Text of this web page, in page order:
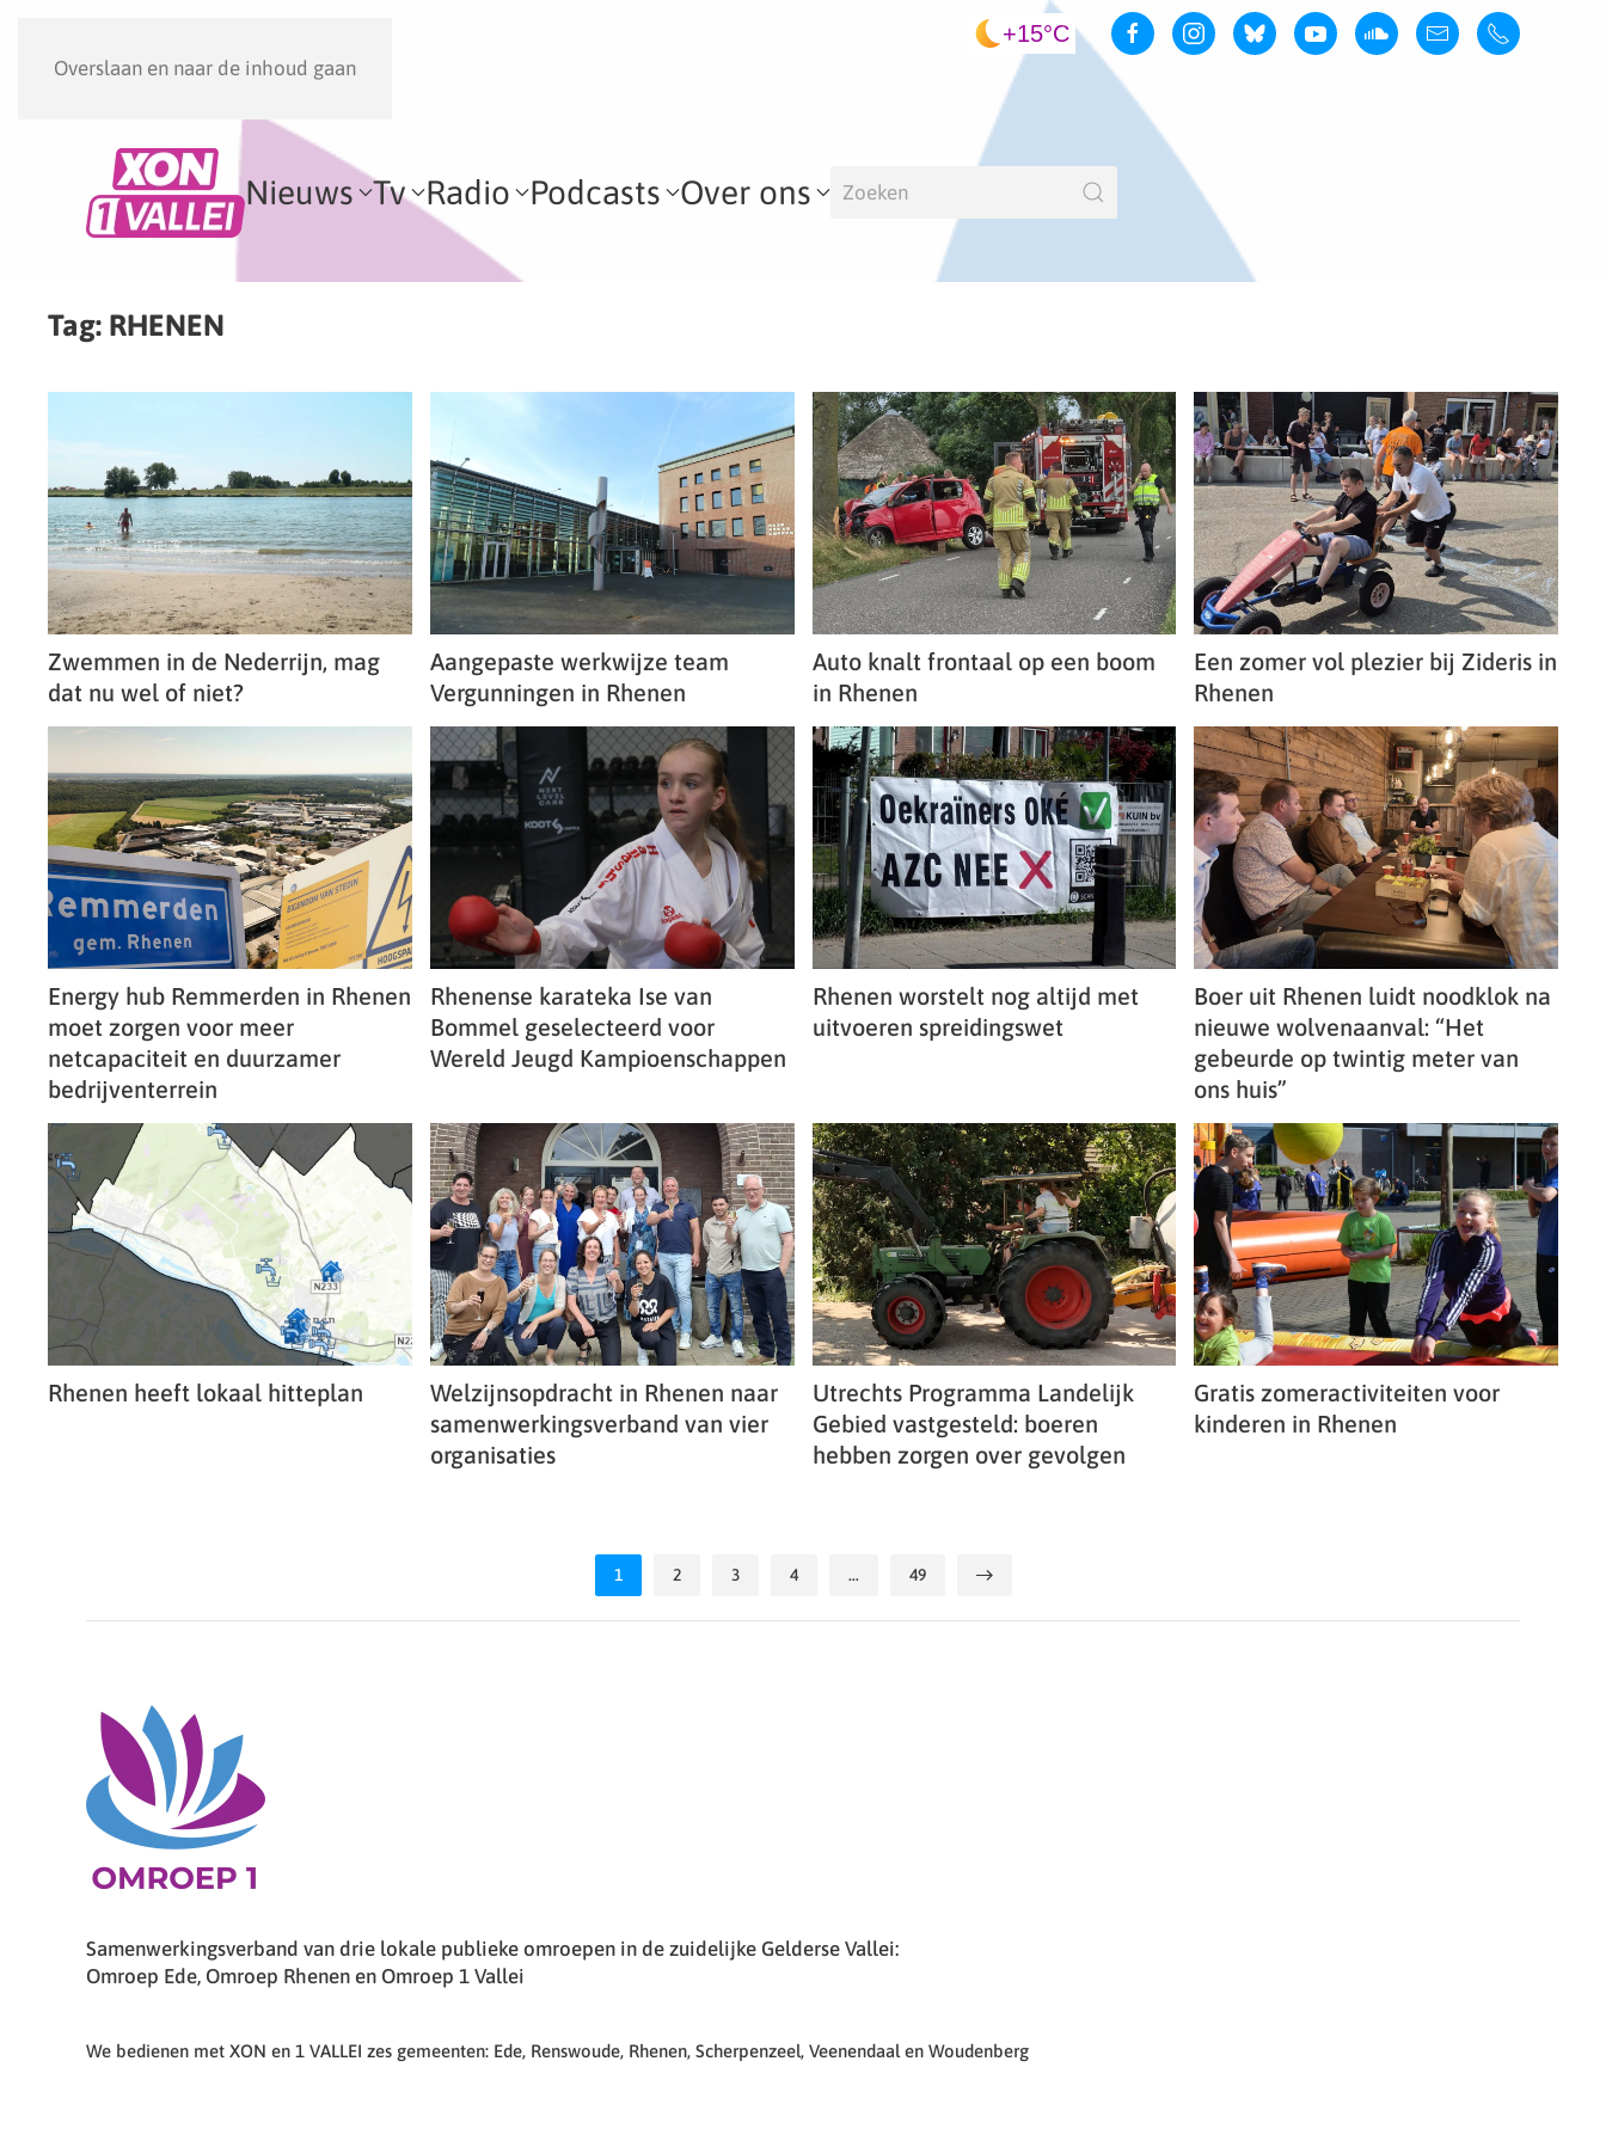
Overslaan en naar de inhoud gaan
+15°C
Nieuws Tv Radio Podcasts Over ons
Tag: RHENEN
Zwemmen in de Nederrijn, mag
dat nu wel of niet?
Aangepaste werkwijze team
Vergunningen in Rhenen
Auto knalt frontaal op een boom
in Rhenen
Een zomer vol plezier bij Zideris in
Rhenen
Energy hub Remmerden in Rhenen
moet zorgen voor meer
netcapaciteit en duurzamer
bedrijventerrein
Rhenense karateka Ise van
Bommel geselecteerd voor
Wereld Jeugd Kampioenschappen
Rhenen worstelt nog altijd met
uitvoeren spreidingswet
Boer uit Rhenen luidt noodklok na
nieuwe wolvenaanval: “Het
gebeurde op twintig meter van
ons huis”
Rhenen heeft lokaal hitteplan
Welzijnsopdracht in Rhenen naar
samenwerkingsverband van vier
organisaties
Utrechts Programma Landelijk
Gebied vastgesteld: boeren
hebben zorgen over gevolgen
Gratis zomeractiviteiten voor
kinderen in Rhenen
1 2 3 4 … 49
Samenwerkingsverband van drie lokale publieke omroepen in de zuidelijke Gelderse Vallei:
Omroep Ede, Omroep Rhenen en Omroep 1 Vallei
We bedienen met XON en 1 VALLEI zes gemeenten: Ede, Renswoude, Rhenen, Scherpenzeel, Veenendaal en Woudenberg